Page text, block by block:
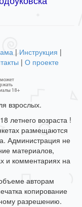
| Инструкция |
| О проекте
взрослых.
летнего возраста !
размещаются
Администрация не
материалов,
и комментариях на
авторам
копирование
разрешению.